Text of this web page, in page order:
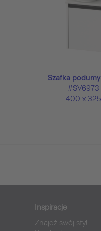
Szafka
400 x
Inspiracje
Znajdź swój styl